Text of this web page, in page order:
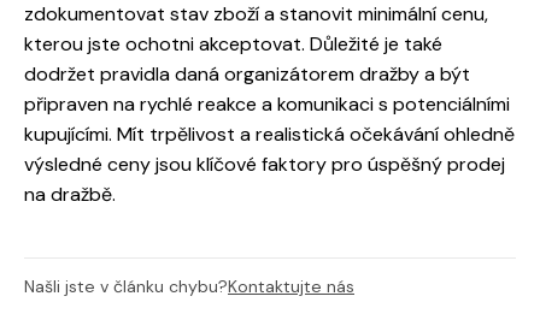
zdokumentovat stav zboží a stanovit minimální cenu,
kterou jste ochotni akceptovat. Důležité je také
dodržet pravidla daná organizátorem dražby a být
připraven na rychlé reakce a komunikaci s potenciálními
kupujícími. Mít trpělivost a realistická očekávání ohledně
výsledné ceny jsou klíčové faktory pro úspěšný prodej
na dražbě.
Našli jste v článku chybu?Kontaktujte nás